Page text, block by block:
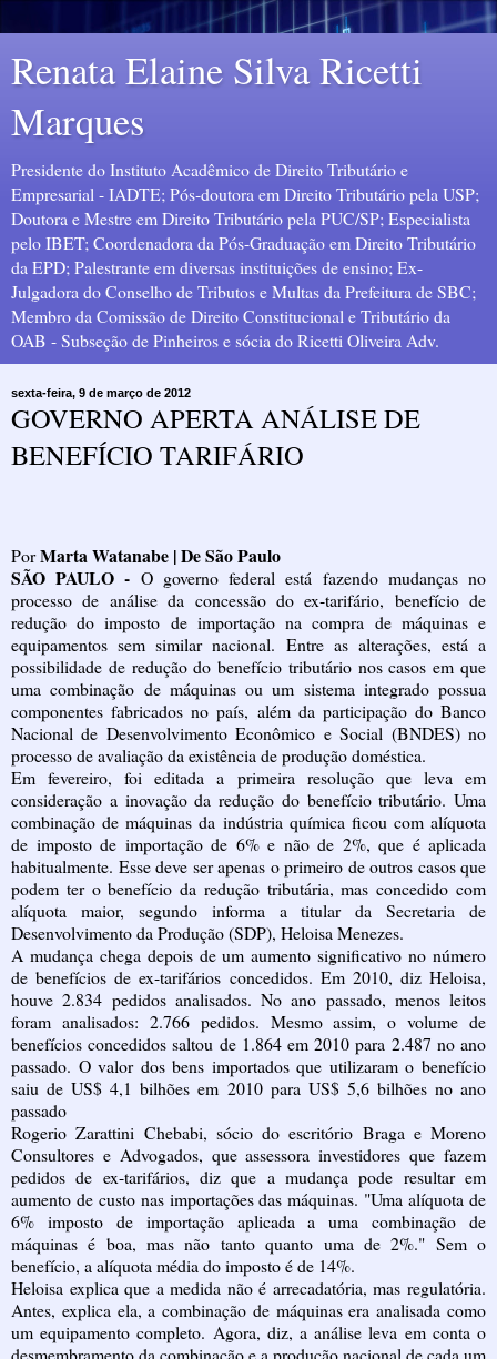
Renata Elaine Silva Ricetti
Marques
Presidente do Instituto Acadêmico de Direito Tributário e
Empresarial - IADTE; Pós-doutora em Direito Tributário pela USP;
Doutora e Mestre em Direito Tributário pela PUC/SP; Especialista
pelo IBET; Coordenadora da Pós-Graduação em Direito Tributário
da EPD; Palestrante em diversas instituições de ensino; Ex-
Julgadora do Conselho de Tributos e Multas da Prefeitura de SBC;
Membro da Comissão de Direito Constitucional e Tributário da
OAB - Subseção de Pinheiros e sócia do Ricetti Oliveira Adv.
sexta-feira, 9 de março de 2012
GOVERNO APERTA ANÁLISE DE
BENEFÍCIO TARIFÁRIO
PorMarta Watanabe | De São Paulo
SÃO PAULO - O governo federal está fazendo mudanças no
processo de análise da concessão do ex-tarifário, benefício de
redução do imposto de importação na compra de máquinas e
equipamentos sem similar nacional. Entre as alterações, está a
possibilidade de redução do benefício tributário nos casos em que
uma combinação de máquinas ou um sistema integrado possua
componentes fabricados no país, além da participação do Banco
Nacional de Desenvolvimento Econômico e Social (BNDES) no
processo de avaliação da existência de produção doméstica.
Em fevereiro, foi editada a primeira resolução que leva em
consideração a inovação da redução do benefício tributário. Uma
combinação de máquinas da indústria química ficou com alíquota
de imposto de importação de 6% e não de 2%, que é aplicada
habitualmente. Esse deve ser apenas o primeiro de outros casos que
podem ter o benefício da redução tributária, mas concedido com
alíquota maior, segundo informa a titular da Secretaria de
Desenvolvimento da Produção (SDP), Heloisa Menezes.
A mudança chega depois de um aumento significativo no número
de benefícios de ex-tarifários concedidos. Em 2010, diz Heloisa,
houve 2.834 pedidos analisados. No ano passado, menos leitos
foram analisados: 2.766 pedidos. Mesmo assim, o volume de
benefícios concedidos saltou de 1.864 em 2010 para 2.487 no ano
passado. O valor dos bens importados que utilizaram o benefício
saiu de US$ 4,1 bilhões em 2010 para US$ 5,6 bilhões no ano
passado
Rogerio Zarattini Chebabi, sócio do escritório Braga e Moreno
Consultores e Advogados, que assessora investidores que fazem
pedidos de ex-tarifários, diz que a mudança pode resultar em
aumento de custo nas importações das máquinas. "Uma alíquota de
6% imposto de importação aplicada a uma combinação de
máquinas é boa, mas não tanto quanto uma de 2%." Sem o
benefício, a alíquota média do imposto é de 14%.
Heloisa explica que a medida não é arrecadatória, mas regulatória.
Antes, explica ela, a combinação de máquinas era analisada como
um equipamento completo. Agora, diz, a análise leva em conta o
desmembramento da combinação e a produção nacional de cada um